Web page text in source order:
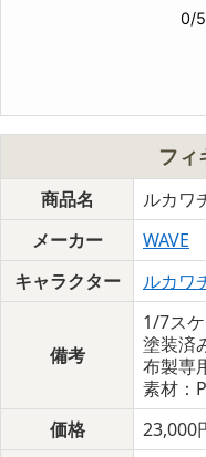
フィ
商品名
ルカワ
メーカー
WAVE
キャラクター
ルカワ
備考
1/7ス
塗装済
布製専
素材：
価格
23,000